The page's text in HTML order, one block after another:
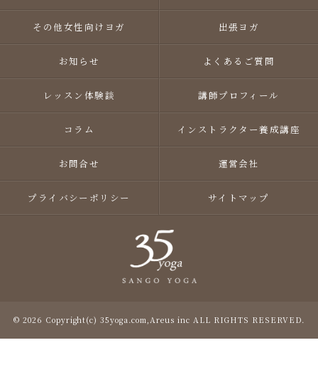
その他女性向けヨガ 出張ヨガ
お知らせ よくあるご質問
レッスン体験談 講師プロフィール
コラム インストラクター養成講座
お問合せ 運営会社
プライバシーポリシー サイトマップ
© 2026 Copyright(c) 35yoga.com,Areus inc ALL RIGHTS RESERVED.